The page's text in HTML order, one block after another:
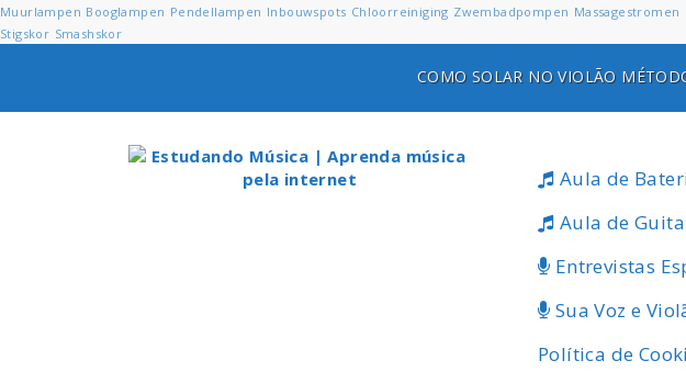
Muurlampen Booglampen Pendellampen Inbouwspots Chloorreiniging Zwembadpompen Massagestromen
Stigskor Smashskor
COMO SOLAR NO VIOLÃO
Aula de
Aula de
Entrevistas
Sua Voz e
Política de